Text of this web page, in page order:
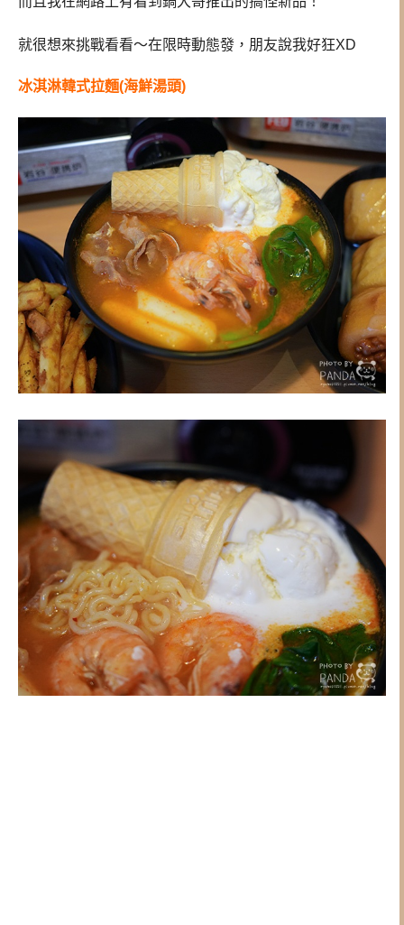
就很想來挑戰看看～在限時動態發，朋友說我好狂XD
冰淇淋韓式拉麵(海鮮湯頭)